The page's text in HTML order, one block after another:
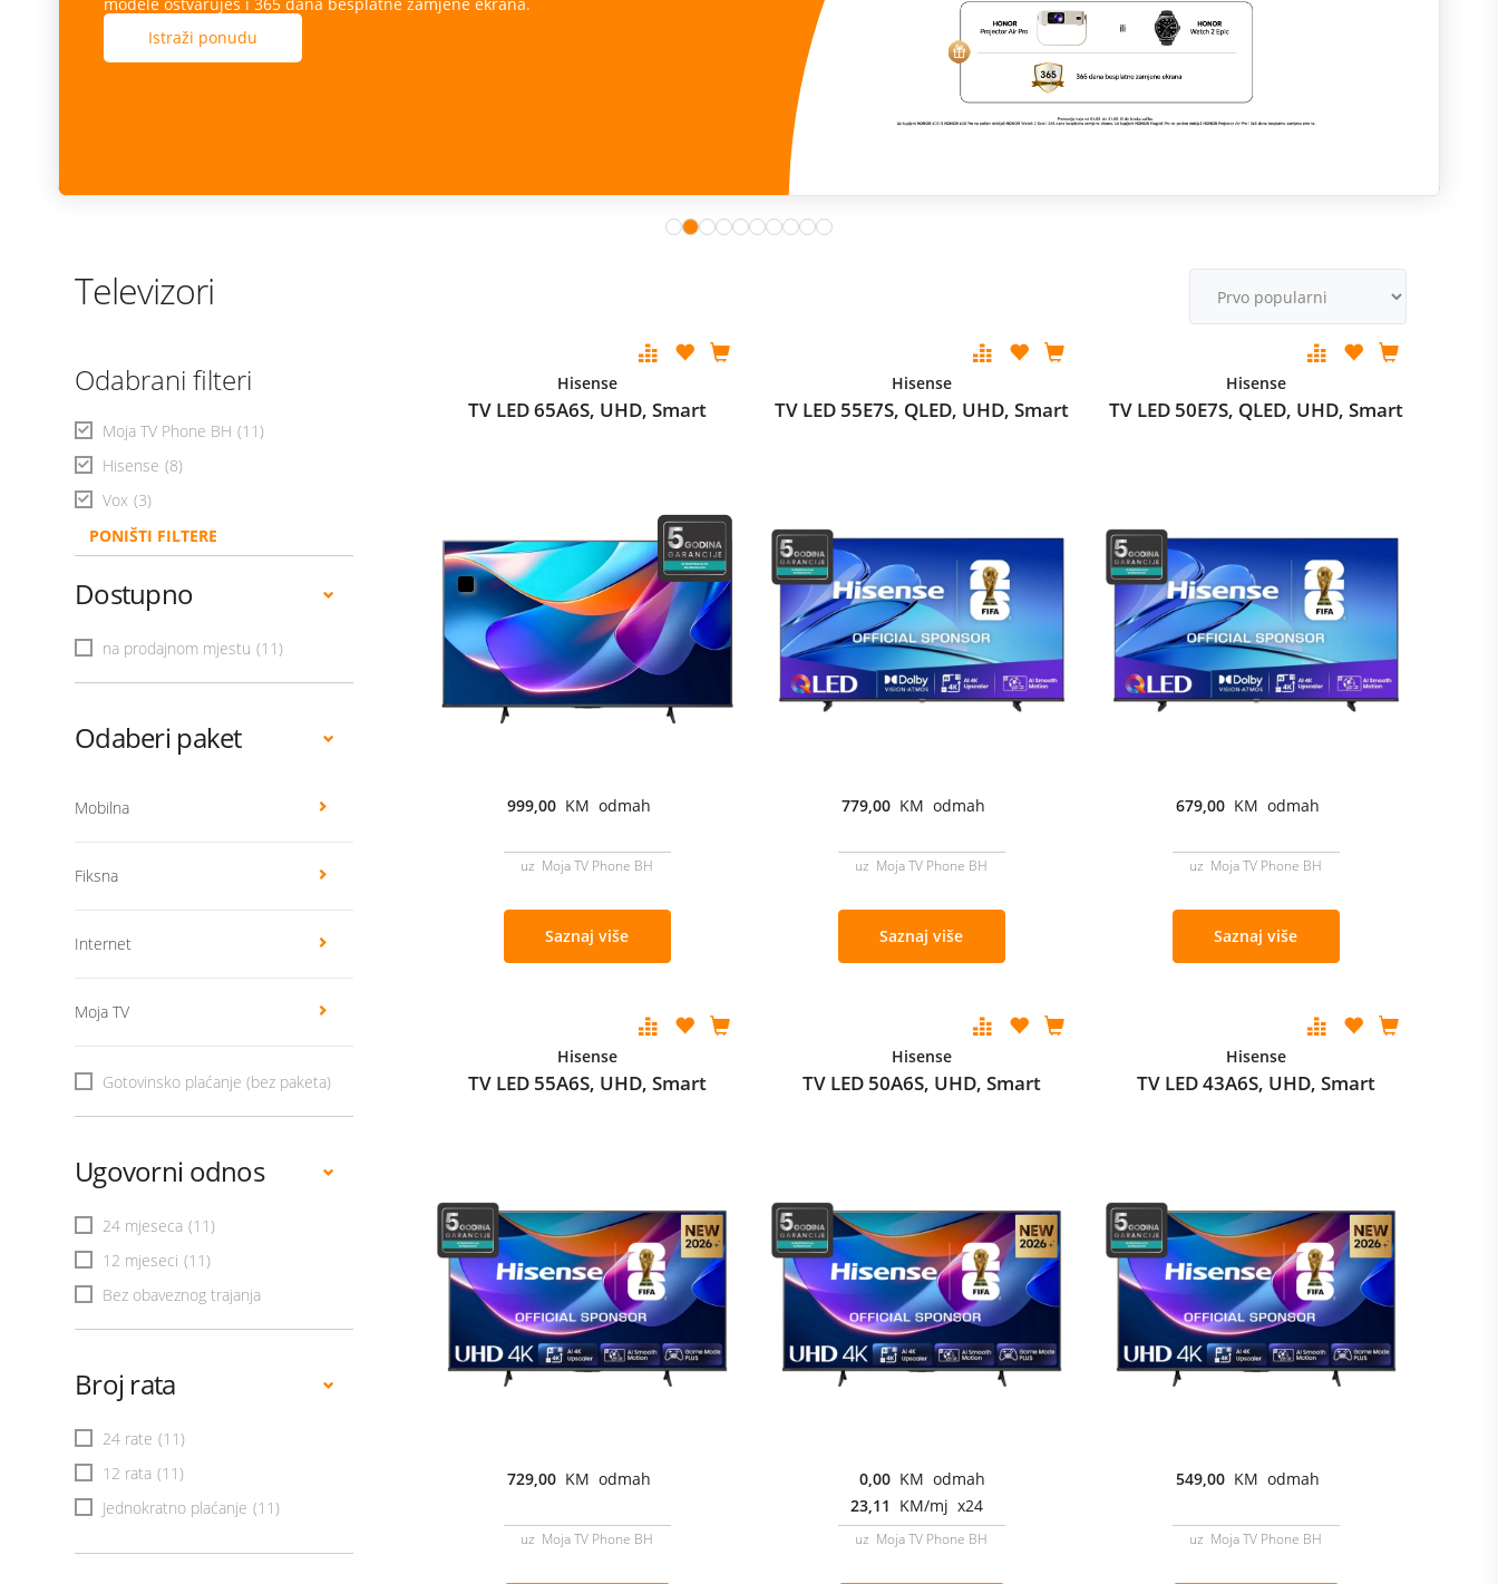
Istraži ponudu
Televizori
Odabrani filteri
Moja TV Phone BH (11)
Hisense (8)
Vox (3)
PONIŠTI FILTERE
Dostupno
na prodajnom mjestu (11)
Odaberi paket
Mobilna
Fiksna
Internet
Moja TV
Gotovinsko plaćanje (bez paketa)
Ugovorni odnos
24 mjeseca (11)
12 mjeseci (11)
Bez obaveznog trajanja
Broj rata
24 rate (11)
12 rata (11)
Jednokratno plaćanje (11)
Hisense
TV LED 65A6S, UHD, Smart
999,00 KM odmah
uz Moja TV Phone BH
Saznaj više
Hisense
TV LED 55E7S, QLED, UHD, Smart
779,00 KM odmah
uz Moja TV Phone BH
Saznaj više
Hisense
TV LED 50E7S, QLED, UHD, Smart
679,00 KM odmah
uz Moja TV Phone BH
Saznaj više
Hisense
TV LED 55A6S, UHD, Smart
729,00 KM odmah
uz Moja TV Phone BH
Hisense
TV LED 50A6S, UHD, Smart
0,00 KM odmah
23,11 KM/mj x24
uz Moja TV Phone BH
Hisense
TV LED 43A6S, UHD, Smart
549,00 KM odmah
uz Moja TV Phone BH